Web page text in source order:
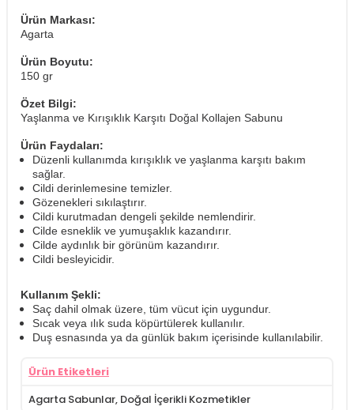
Ürün Markası:
Agarta
Ürün Boyutu:
150 gr
Özet Bilgi:
Yaşlanma ve Kırışıklık Karşıtı Doğal Kollajen Sabunu
Ürün Faydaları:
Düzenli kullanımda kırışıklık ve yaşlanma karşıtı bakım
sağlar.
Cildi derinlemesine temizler.
Gözenekleri sıkılaştırır.
Cildi kurutmadan dengeli şekilde nemlendirir.
Cilde esneklik ve yumuşaklık kazandırır.
Cilde aydınlık bir görünüm kazandırır.
Cildi besleyicidir.
Kullanım Şekli:
Saç dahil olmak üzere, tüm vücut için uygundur.
Sıcak veya ılık suda köpürtülerek kullanılır.
Duş esnasında ya da günlük bakım içerisinde kullanılabilir.
Ürün Etiketleri
Agarta Sabunlar, Doğal İçerikli Kozmetikler